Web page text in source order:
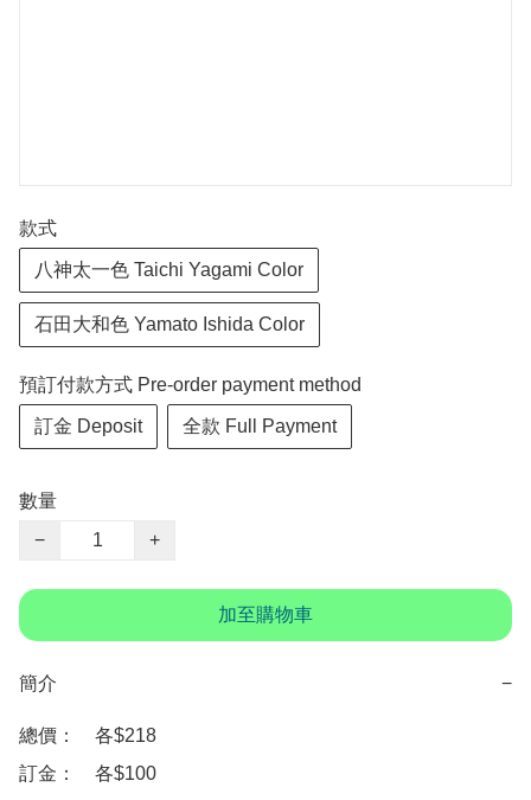
款式
八神太一色 Taichi Yagami Color
石田大和色 Yamato Ishida Color
預訂付款方式 Pre-order payment method
訂金 Deposit 全款 Full Payment
數量
−
+
加至購物車
簡介 −
總價：　各$218
訂金：　各$100